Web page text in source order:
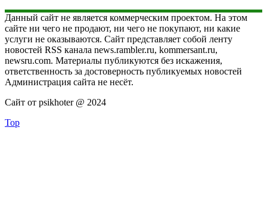
Данный сайт не является коммерческим проектом. На этом
сайте ни чего не продают, ни чего не покупают, ни какие
услуги не оказываются. Сайт представляет собой ленту
новостей RSS канала news.rambler.ru, kommersant.ru,
newsru.com. Материалы публикуются без искажения,
ответственность за достоверность публикуемых новостей
Администрация сайта не несёт.
Сайт от psikhoter @ 2024
Top